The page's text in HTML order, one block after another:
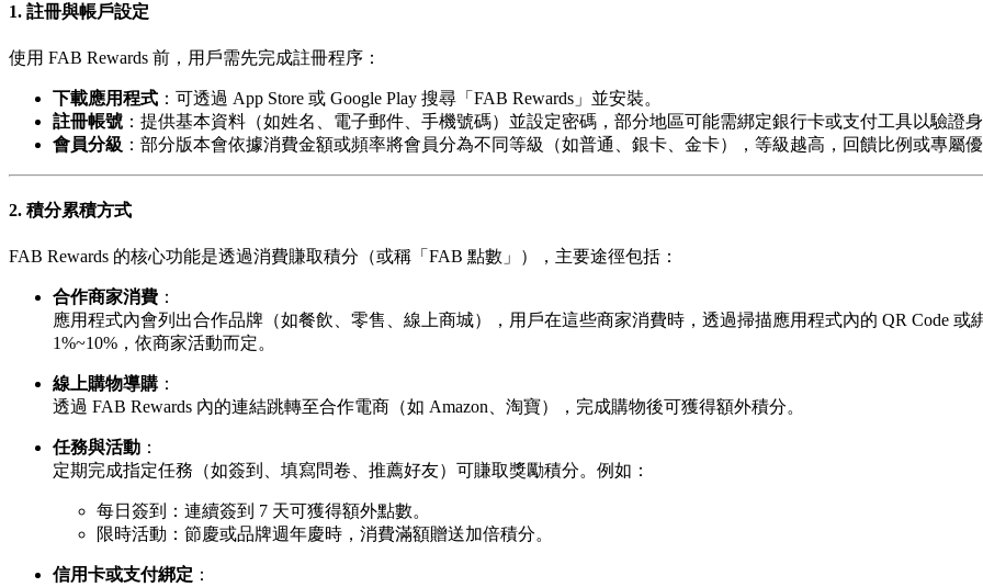
1. 註冊與帳戶設定
使用 FAB Rewards 前，用戶需先完成註冊程序：
下載應用程式 ：可透過 App Store 或 Google Play 搜尋「FAB Rewards」並安裝。
註冊帳號 ：提供基本資料（如姓名、電子郵件、手機號碼）並設定密碼，部分地區可能需綁定銀行卡或支付工具以驗證身
會員分級 ：部分版本會依據消費金額或頻率將會員分為不同等級（如普通、銀卡、金卡），等級越高，回饋比例或專屬優
2. 積分累積方式
FAB Rewards 的核心功能是透過消費賺取積分（或稱「FAB 點數」），主要途徑包括：
合作商家消費 ：
應用程式內會列出合作品牌（如餐飲、零售、線上商城），用戶在這些商家消費時，透過掃描應用程式內的 QR Code
1%~10%，依商家活動而定。
線上購物導購 ：
透過 FAB Rewards 內的連結跳轉至合作電商（如 Amazon、淘寶），完成購物後可獲得額外積分。
任務與活動 ：
定期完成指定任務（如簽到、填寫問卷、推薦好友）可賺取獎勵積分。例如：
每日簽到：連續簽到 7 天可獲得額外點數。
限時活動：節慶或品牌週年慶時，消費滿額贈送加倍積分。
信用卡或支付綁定 ：